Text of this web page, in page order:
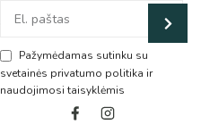
Pažymėdamas sutinku su
svetainės privatumo politika ir
naudojimosi taisyklėmis
Alternative: